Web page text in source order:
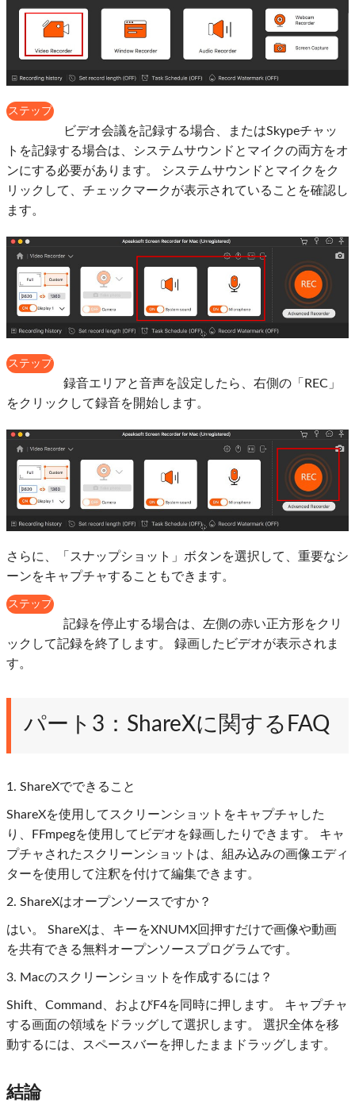
ステップ
ビデオ会議を記録する場合、またはSkypeチャッ
トを記録する場合は、システムサウンドとマイクの両方をオ
ンにする必要があります。 システムサウンドとマイクをク
リックして、チェックマークが表示されていることを確認し
ます。
ステップ
録音エリアと音声を設定したら、右側の「REC」
をクリックして録音を開始します。
さらに、「スナップショット」ボタンを選択して、重要なシ
ーンをキャプチャすることもできます。
ステップ
記録を停止する場合は、左側の赤い正方形をクリ
ックして記録を終了します。 録画したビデオが表示されま
す。
パート3：ShareXに関するFAQ
1. ShareXでできること
ShareXを使用してスクリーンショットをキャプチャした
り、FFmpegを使用してビデオを録画したりできます。 キャ
プチャされたスクリーンショットは、組み込みの画像エディ
ターを使用して注釈を付けて編集できます。
2. ShareXはオープンソースですか？
はい。 ShareXは、キーをXNUMX回押すだけで画像や動画
を共有できる無料オープンソースプログラムです。
3. Macのスクリーンショットを作成するには？
Shift、Command、およびF4を同時に押します。 キャプチャ
する画面の領域をドラッグして選択します。 選択全体を移
動するには、スペースバーを押したままドラッグします。
結論